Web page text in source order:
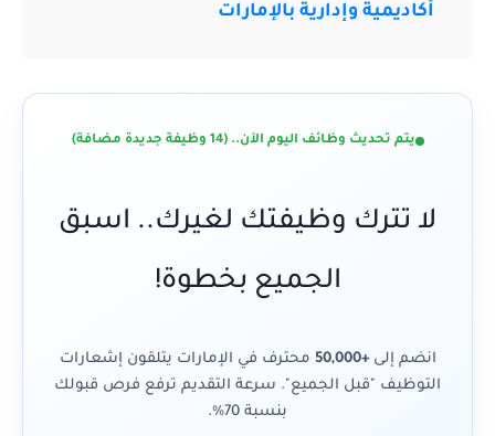
أكاديمية وإدارية بالإمارات
يتم تحديث وظائف اليوم الآن.. (14 وظيفة جديدة مضافة)
لا تترك وظيفتك لغيرك.. اسبق
الجميع بخطوة!
انضم إلى+50,000
محترف في الإمارات يتلقون إشعارات
التوظيف "قبل الجميع". سرعة التقديم ترفع فرص قبولك
بنسبة 70%.